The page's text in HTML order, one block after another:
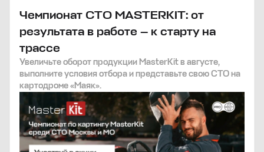
Чемпионат СТО MASTERKIT: от
результата в работе — к старту на
трассе
Увеличьте оборот продукции MasterKit в августе,
выполните условия отбора и представьте свою СТО на
картодроме «Маяк».